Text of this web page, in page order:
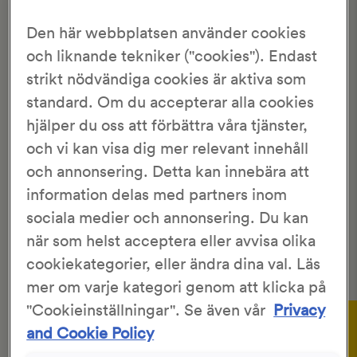
MUFFULETTA
30 min
30 min
Surdegsbröd bakat med olivolja, sesamfrön och oregano.
Fylls med salami, skinka, italiensk ost och olivsallad.
Mums!
3.32/5
736 Röster
Gör så här:
Den här webbplatsen använder cookies
och liknande tekniker ("cookies"). Endast
strikt nödvändiga cookies är aktiva som
standard. Om du accepterar alla cookies
hjälper du oss att förbättra våra tjänster,
och vi kan visa dig mer relevant innehåll
och annonsering. Detta kan innebära att
information delas med partners inom
sociala medier och annonsering. Du kan
när som helst acceptera eller avvisa olika
cookiekategorier, eller ändra dina val. Läs
mer om varje kategori genom att klicka på
"Cookieinställningar". Se även vår Privacy
and Cookie Policy